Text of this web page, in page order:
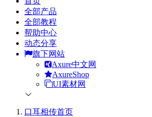
全部产品
全部教程
帮助中心
动态分享
旗下网站
Axure中文网
AxureShop
UI素材网
口耳相传首页